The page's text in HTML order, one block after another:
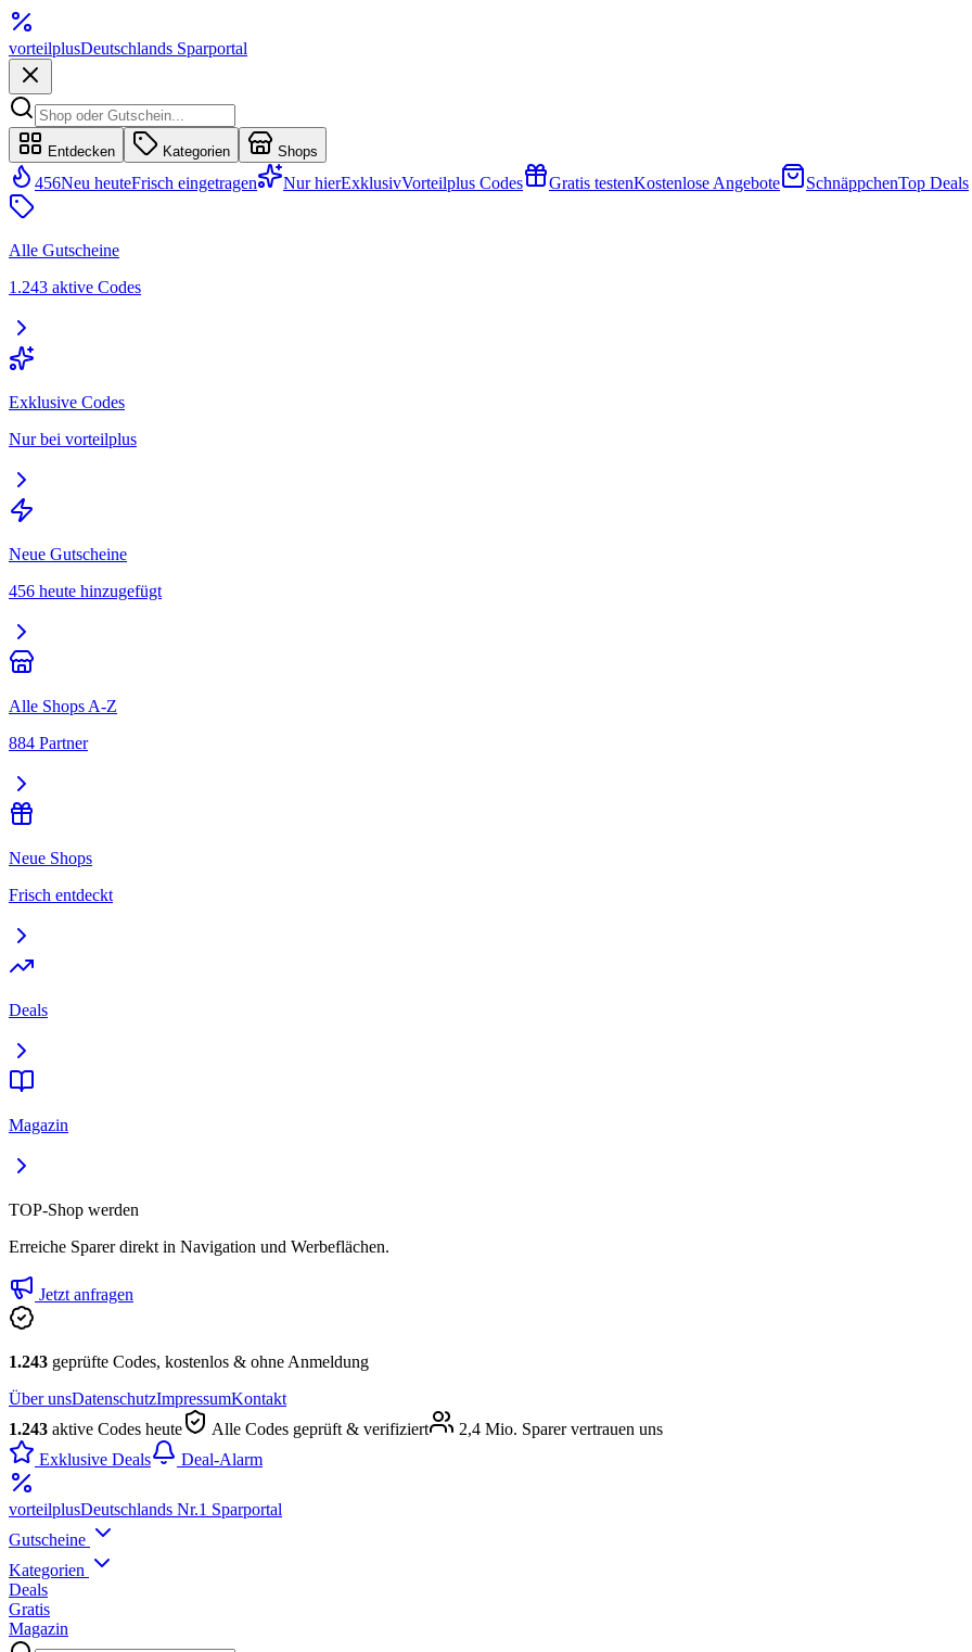
vorteilplusDeutschlands Sparportal
Entdecken Kategorien Shops
456Neu heuteFrisch eingetragen Nur hierExklusivVorteilplus Codes Gratis testenKostenlose Angebote SchnäppchenTop Deals
Alle Gutscheine
1.243 aktive Codes
Exklusive Codes
Nur bei vorteilplus
Neue Gutscheine
456 heute hinzugefügt
Alle Shops A-Z
884 Partner
Neue Shops
Frisch entdeckt
Deals
Magazin
TOP-Shop werden
Erreiche Sparer direkt in Navigation und Werbeflächen.
Jetzt anfragen
1.243 geprüfte Codes, kostenlos & ohne Anmeldung
Über unsDatenschutzImpressumKontakt
1.243 aktive Codes heute Alle Codes geprüft & verifiziert
2,4 Mio. Sparer vertrauen uns
Exklusive Deals
Deal-Alarm
vorteilplusDeutschlands Nr.1 Sparportal
Gutscheine
Kategorien
Deals
Gratis
Magazin